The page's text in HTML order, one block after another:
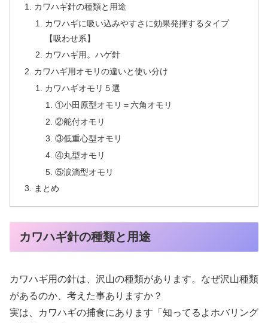
カワハギ針の種類と用途
カワハギに吸い込みやすさに効果発揮するタイプ
【吸わせ系】
カワハギ用。ハゲ針
カワハギ用オモリの違いと使い分け
カワハギオモリ５選
①小田原型オモリ＝六角オモリ
②舵付オモリ
③低重心型オモリ
④丸型オモリ
⑤涙滴型オモリ
まとめ
カワハギ針の種類と用途
カワハギ用の針は、沢山の種類があります。なぜ沢山種類
があるのか、考えた事ありますか？
実は、カワハギの捕食にあります「知ってるよホバリング